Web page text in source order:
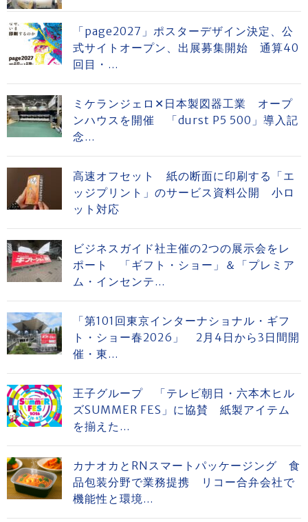
「page2027」ポスターデザイン決定、公
式サイトオープン、出展募集開始 通算40
回目・...
ミケランジェロ✕日本製図器工業 オープ
ンハウスを開催 「durst P5 500」導入記
念...
高速オフセット 紙の断面に印刷する「エ
ッジプリント」のサービス資料公開 小ロ
ット対応
ビジネスガイド社主催の2つの展示会をレ
ポート 「ギフト・ショー」＆「プレミア
ム・インセンテ...
「第101回東京インターナショナル・ギフ
ト・ショー春2026」 2月4日から3日間開
催・東...
王子グループ 「テレビ朝日・六本木ヒル
ズSUMMER FES」に協賛 紙製アイテム
を揃えた...
カナオカとRNスマートパッケージング 食
品包装分野で業務提携 リコー合弁会社で
機能性と環境...